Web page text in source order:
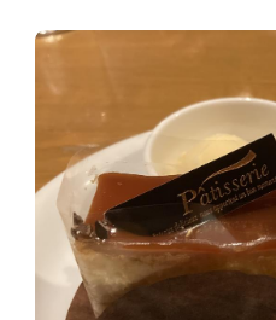
ィーを注文しました。どち
たので、せっかくなのでケ
キセットか単品しかなく，
トがあるといいなと思いま
のでケーキを単品で普通に
に感じました。夜だから仕
類が思ったより少なくて残
キも美味しくいただきまし
です！